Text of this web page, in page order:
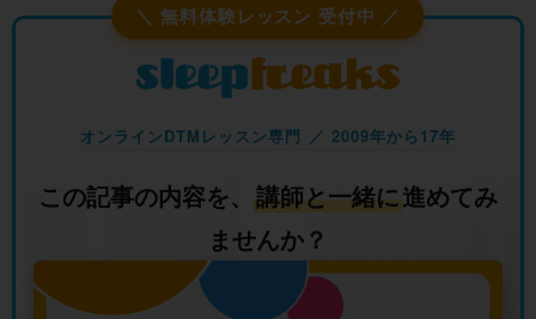
＼ 無料体験レッスン 受付中 ／
オンラインDTMレッスン専門 ／ 2009年から17年
この記事の内容を、 講師と一緒に進めてみ
ませんか？